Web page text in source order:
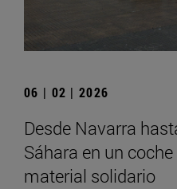
06 | 02 | 2026
Desde Navarra
Sáhara en un
material solidario